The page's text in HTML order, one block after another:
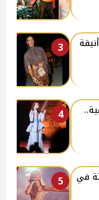
3
4
5
في